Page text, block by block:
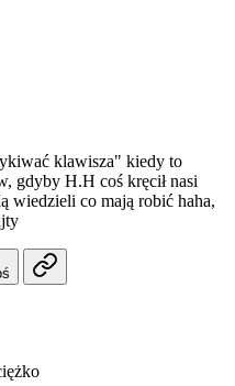
klawisza" kiedy to
gdyby H.H coś kręcił nasi
wiedzieli co mają robić haha,